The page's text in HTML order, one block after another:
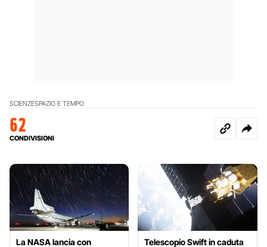
SCIENZESPAZIO E TEMPO
62
CONDIVISIONI
La NASA lancia con
Telescopio Swift in caduta